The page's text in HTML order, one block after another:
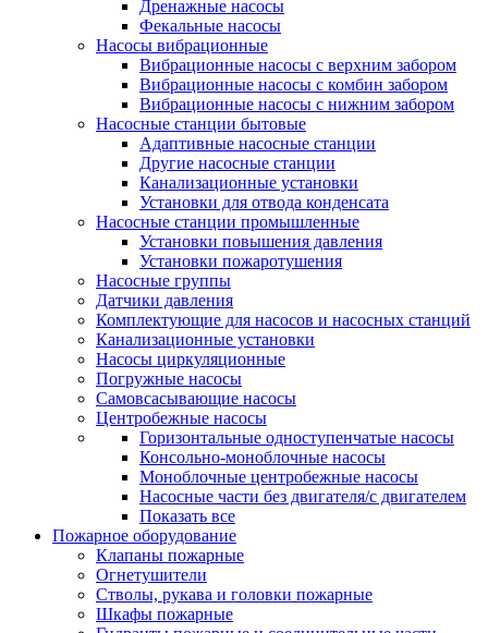
Дренажные насосы
Фекальные насосы
Насосы вибрационные
Вибрационные насосы с верхним забором
Вибрационные насосы с комбин забором
Вибрационные насосы с нижним забором
Насосные станции бытовые
Адаптивные насосные станции
Другие насосные станции
Канализационные установки
Установки для отвода конденсата
Насосные станции промышленные
Установки повышения давления
Установки пожаротушения
Насосные группы
Датчики давления
Комплектующие для насосов и насосных станций
Канализационные установки
Насосы циркуляционные
Погружные насосы
Самовсасывающие насосы
Центробежные насосы
Горизонтальные одноступенчатые насосы
Консольно-моноблочные насосы
Моноблочные центробежные насосы
Насосные части без двигателя/с двигателем
Показать все
Пожарное оборудование
Клапаны пожарные
Огнетушители
Стволы, рукава и головки пожарные
Шкафы пожарные